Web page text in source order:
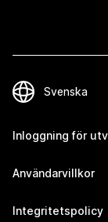
Inloggning för
Användarvillkor
Integritetspolicy